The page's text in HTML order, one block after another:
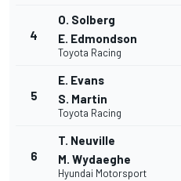
4
O. Solberg
E. Edmondson
Toyota Racing
5
E. Evans
S. Martin
Toyota Racing
6
T. Neuville
M. Wydaeghe
Hyundai Motorsport